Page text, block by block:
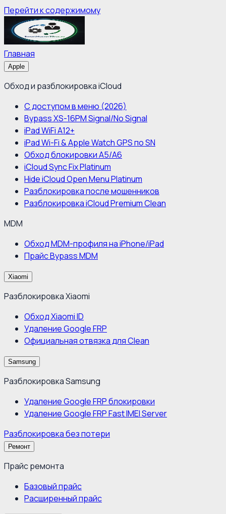
Перейти к содержимому
Главная
Apple
Обход и разблокировка iCloud
С доступом в меню (2026)
Bypass XS-16PM Signal/No Signal
iPad WiFi A12+
iPad Wi-Fi & Apple Watch GPS по SN
Обход блокировки A5/A6
iCloud Sync Fix Platinum
Hide iCloud Open Menu Platinum
Разблокировка после мошенников
Разблокировка iCloud Premium Clean
MDM
Обход MDM-профиля на iPhone/iPad
Прайс Bypass MDM
Xiaomi
Разблокировка Xiaomi
Обход Xiaomi ID
Удаление Google FRP
Официальная отвязка для Clean
Samsung
Разблокировка Samsung
Удаление Google FRP блокировки
Удаление Google FRP Fast IMEI Server
Разблокировка без потери
Ремонт
Прайс ремонта
Базовый прайс
Расширенный прайс